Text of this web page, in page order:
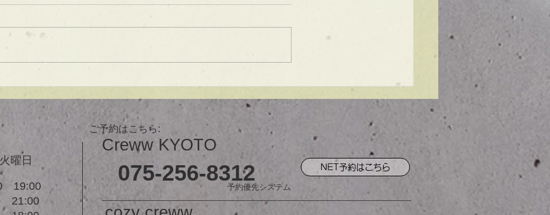
で貴方だけのまとまるボブを提供
較的ご予約に空きがあります。
メニューが決まらない方はご相談
クーポンをご活用下さいませ。...
ュ！
ご予約はこちら:
曜日
19:00
21:00
予約優先システム
Creww KYOTO
075-256-8312 NET予約はこちら